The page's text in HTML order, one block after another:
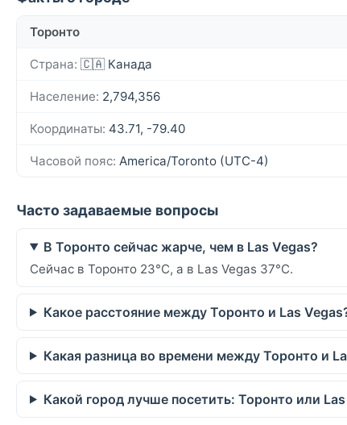
Торонто
Страна: 🇨🇦 Канада
Население: 2,794,356
Координаты: 43.71, -79.40
Часовой пояс: America/Toronto (UTC-4)
Часто задаваемые вопросы
В Торонто сейчас жарче, чем в Las Vegas?
Сейчас в Торонто 23°C, а в Las Vegas 37°C.
Какое расстояние между Торонто и Las
Какая разница во времени между Торонто и
Какой город лучше посетить: Торонто или